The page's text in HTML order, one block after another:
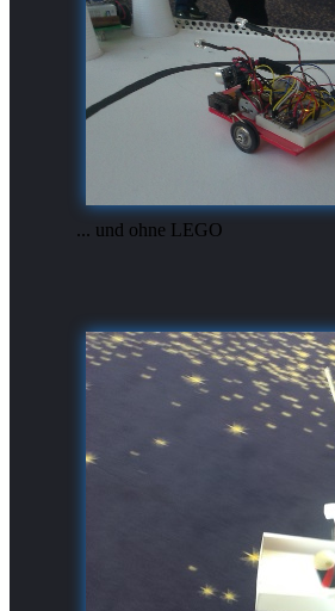
... und ohne LEGO